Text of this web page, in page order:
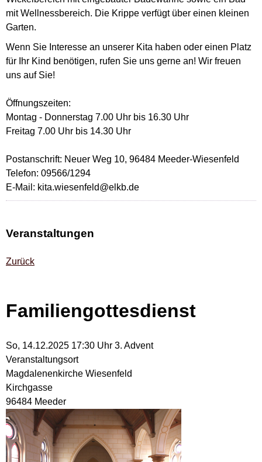
mit Wellnessbereich. Die Krippe verfügt über einen kleinen
Garten.
Wenn Sie Interesse an unserer Kita haben oder einen Platz
für Ihr Kind benötigen, rufen Sie uns gerne an! Wir freuen
uns auf Sie!
Öffnungszeiten:
Montag - Donnerstag 7.00 Uhr bis 16.30 Uhr
Freitag 7.00 Uhr bis 14.30 Uhr
Postanschrift: Neuer Weg 10, 96484 Meeder-Wiesenfeld
Telefon: 09566/1294
E-Mail: kita.wiesenfeld@elkb.de
Veranstaltungen
Zurück
Familiengottesdienst
So, 14.12.2025 17:30 Uhr 3. Advent
Veranstaltungsort
Magdalenenkirche Wiesenfeld
Kirchgasse
96484 Meeder